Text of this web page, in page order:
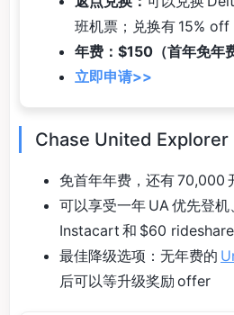
班机票；兑换有 15% off
年费：$150（首年免年
立即申请>>
Chase United Explorer
免首年年费，还有 70,000
可以享受一年 UA 优先登
Instacart 和 $60
最佳降级选项：无年费的
后可以等升级奖励 offer